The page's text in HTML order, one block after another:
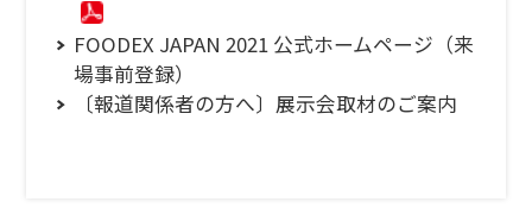
FOODEX JAPAN 2021 公式ホームページ（来
場事前登録）
〔報道関係者の方へ〕展示会取材のご案内